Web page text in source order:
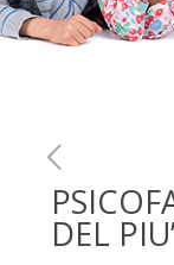
DEL